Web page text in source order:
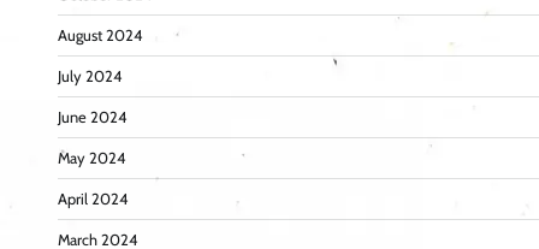
August 2024
July 2024
June 2024
May 2024
April 2024
March 2024